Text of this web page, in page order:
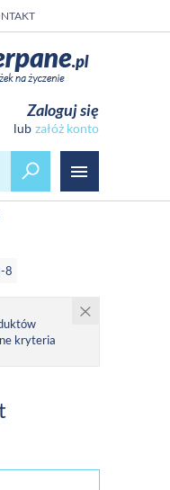
Zaloguj się
załóż konto
8
kryteria